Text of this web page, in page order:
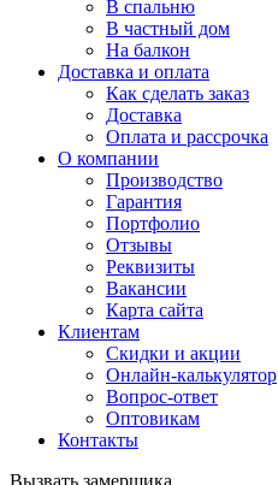
В спальню
В частный дом
На балкон
Доставка и оплата
Как сделать заказ
Доставка
Оплата и рассрочка
О компании
Производство
Гарантия
Портфолио
Отзывы
Реквизиты
Вакансии
Карта сайта
Клиентам
Скидки и акции
Онлайн-калькулятор
Вопрос-ответ
Оптовикам
Контакты
Вызвать замерщика